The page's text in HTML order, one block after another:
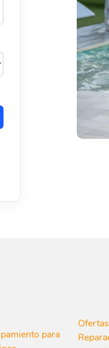
para
Ofertas